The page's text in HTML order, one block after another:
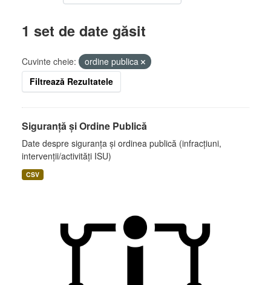
1 set de date găsit
Cuvinte cheie:
ordine publica
Filtrează Rezultatele
Siguranță și Ordine Publică
Date despre siguranța și ordinea publică (infracțiuni,
intervenții/activități ISU)
CSV